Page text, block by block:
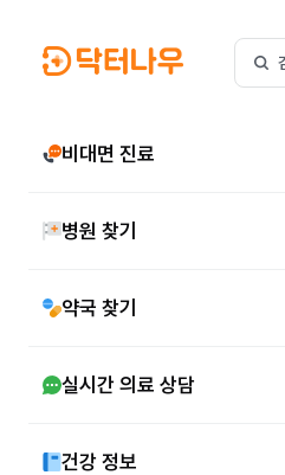
비대면 진료
병원 찾기
약국 찾기
실시간 의료 상담
건강 정보